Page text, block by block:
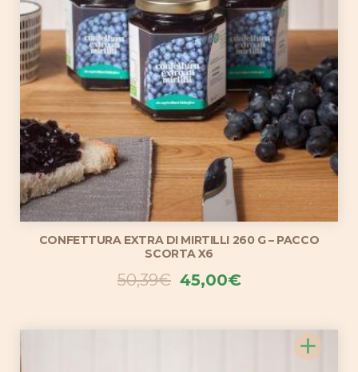
CONFETTURA EXTRA DI MIRTILLI 260 G – PACCO
SCORTA X6
50,39€ Il
45,00€Il
+